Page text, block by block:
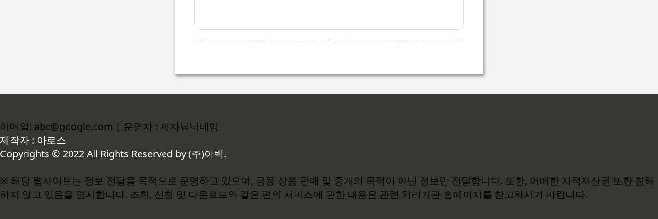
이메일: abc@google.com | 운영자 : 제자님닉네임
제작자 : 아로스
Copyrights © 2022 All Rights Reserved by (주)아백.
※ 해당 웹사이트는 정보 전달을 목적으로 운영하고 있으며, 금융 상품 판매 및 중개의 목적이 아닌 정보만 전달합니다. 또한, 어떠한 지적재산권 또한 침해
하지 않고 있음을 명시합니다. 조회, 신청 및 다운로드와 같은 편의 서비스에 관한 내용은 관련 처리기관 홈페이지를 참고하시기 바랍니다.